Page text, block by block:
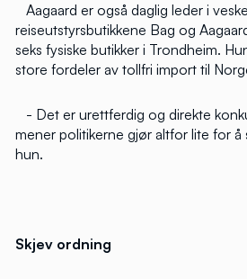
Aagaard er også daglig leder i
reiseutstyrsbutikkene Bag og
seks fysiske butikker i Trondheim.
store fordeler av tollfri import til
- Det er urettferdig og direkte
mener politikerne gjør altfor lite for
hun.
Skjev ordning